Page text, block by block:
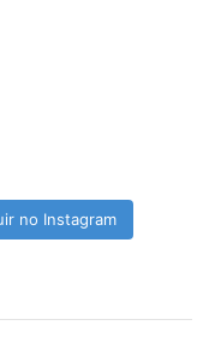
no Instagram